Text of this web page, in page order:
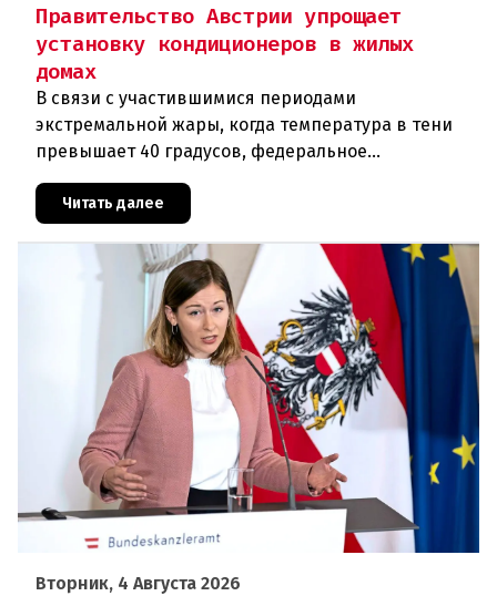
Правительство Австрии упрощает
установку кондиционеров в жилых
домах
В связи с участившимися периодами
экстремальной жары, когда температура в тени
превышает 40 градусов, федеральное
проблемы перегрева жилых помещений. В среду н
Читать далее
Вторник, 4 Августа 2026